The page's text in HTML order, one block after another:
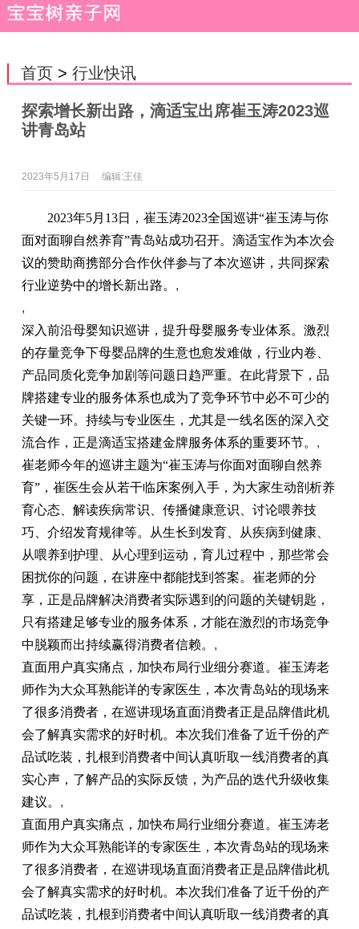
首页> 行业快讯
探索增长新出路，滴适宝出席崔玉涛2023巡
讲青岛站
2023年5月17日 编辑:王佳
2023年5月13日， 崔玉涛2023全国巡讲“崔玉涛与你
面对面聊自然养育”青岛站成功召开。滴适宝作为本次会
议的赞助商携部分合作伙伴参与了本次巡讲，共同探索
行业逆势中的增长新出路。 ,
,
深入前沿母婴知识巡讲，提升母婴服务专业体系。激烈
的存量竞争下母婴品牌的生意也愈发难做，行业内卷、
产品同质化竞争加剧等问题日趋严重。在此背景下，品
牌搭建专业的服务体系也成为了竞争环节中必不可少的
关键一环。持续与专业医生，尤其是一线名医的深入交
流合作，正是滴适宝搭建金牌服务体系的重要环节。 ,
崔老师今年的巡讲主题为“崔玉涛与你面对面聊自然养
育”，崔医生会从若干临床案例入手，为大家生动剖析养
育心态、解读疾病常识、传播健康意识、讨论喂养技
巧、介绍发育规律等。从生长到发育、从疾病到健康、
从喂养到护理、从心理到运动，育儿过程中，那些常会
困扰你的问题，在讲座中都能找到答案。崔老师的分
享，正是品牌解决消费者实际遇到的问题的关键钥匙，
只有搭建足够专业的服务体系，才能在激烈的市场竞争
中脱颖而出持续赢得消费者信赖。 ,
直面用户真实痛点，加快布局行业细分赛道。崔玉涛老
师作为大众耳熟能详的专家医生，本次青岛站的现场来
了很多消费者，在巡讲现场直面消费者正是品牌借此机
会了解真实需求的好时机。本次我们准备了近千份的产
品试吃装，扎根到消费者中间认真听取一线消费者的真
实心声，了解产品的实际反馈，为产品的迭代升级收集
建议。 ,
直面用户真实痛点，加快布局行业细分赛道。崔玉涛老
师作为大众耳熟能详的专家医生，本次青岛站的现场来
了很多消费者，在巡讲现场直面消费者正是品牌借此机
会了解真实需求的好时机。本次我们准备了近千份的产
品试吃装，扎根到消费者中间认真听取一线消费者的真